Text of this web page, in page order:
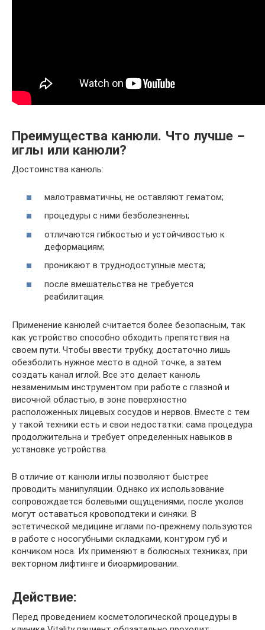
Преимущества канюли. Что лучше –
иглы или канюли?
Достоинства канюль:
малотравматичны, не оставляют гематом;
процедуры с ними безболезненны;
отличаются гибкостью и устойчивостью к
деформациям;
проникают в труднодоступные места;
после вмешательства не требуется
реабилитация.
Применение канюлей считается более безопасным, так
как устройство способно обходить препятствия на
своем пути. Чтобы ввести трубку, достаточно лишь
обезболить нужное место в одной точке, а затем
создать канал иглой. Все это делает канюль
незаменимым инструментом при работе с глазной и
височной областью, в зоне поверхностно
расположенных лицевых сосудов и нервов. Вместе с тем
у такой техники есть и свои недостатки: сама процедура
продолжительна и требует определенных навыков в
установке устройства.
В отличие от канюли иглы позволяют быстрее
проводить манипуляции. Однако их использование
сопровождается болевыми ощущениями, после уколов
могут оставаться кровоподтеки и синяки. В
эстетической медицине иглами по-прежнему пользуются
в работе с носогубными складками, контуром губ и
кончиком носа. Их применяют в болюсных техниках, при
векторном лифтинге и биоармировании.
Действие:
Перед проведением косметологической процедуры в